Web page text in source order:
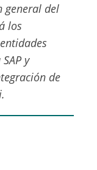
general del
los
y
de